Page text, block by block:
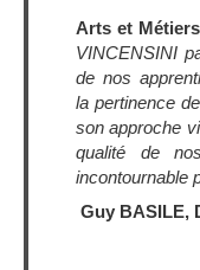
Arts et
VINCENSINI
de nos
la pertinence
son approche
qualité de
incontournable
Guy BASILE,